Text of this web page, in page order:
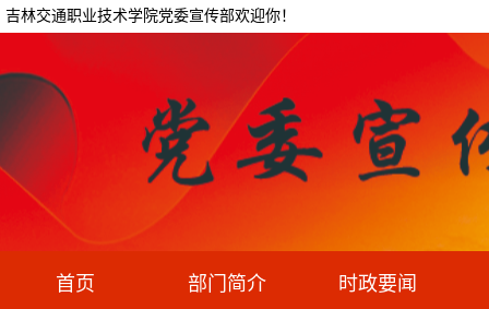
吉林交通职业技术学院党委宣传部欢迎你！
首页 部门简介 时政要闻